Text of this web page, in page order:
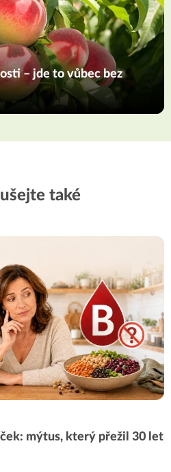
– jde to vůbec bez
také
mýtus, který přežil 30 let